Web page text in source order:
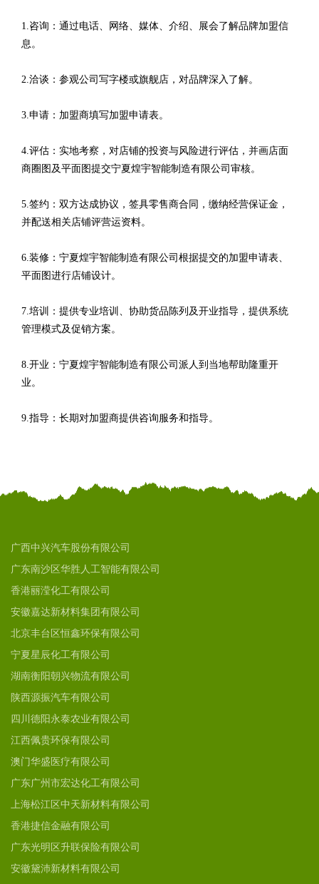
1.咨询：通过电话、网络、媒体、介绍、展会了解品牌加盟信
息。
2.洽谈：参观公司写字楼或旗舰店，对品牌深入了解。
3.申请：加盟商填写加盟申请表。
4.评估：实地考察，对店铺的投资与风险进行评估，并画店面
商圈图及平面图提交宁夏煌宇智能制造有限公司审核。
5.签约：双方达成协议，签具零售商合同，缴纳经营保证金，
并配送相关店铺评营运资料。
6.装修：宁夏煌宇智能制造有限公司根据提交的加盟申请表、
平面图进行店铺设计。
7.培训：提供专业培训、协助货品陈列及开业指导，提供系统
管理模式及促销方案。
8.开业：宁夏煌宇智能制造有限公司派人到当地帮助隆重开
业。
9.指导：长期对加盟商提供咨询服务和指导。
广西中兴汽车股份有限公司
广东南沙区华胜人工智能有限公司
香港丽滢化工有限公司
安徽嘉达新材料集团有限公司
北京丰台区恒鑫环保有限公司
宁夏星辰化工有限公司
湖南衡阳朝兴物流有限公司
陕西源振汽车有限公司
四川德阳永泰农业有限公司
江西佩贵环保有限公司
澳门华盛医疗有限公司
广东广州市宏达化工有限公司
上海松江区中天新材料有限公司
香港捷信金融有限公司
广东光明区升联保险有限公司
安徽黛沛新材料有限公司